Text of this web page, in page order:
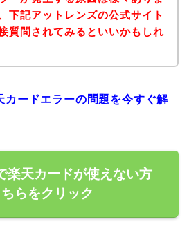
下記アットレンズの公式サイト
質問されてみるといいかもしれ
カードエラーの問題を今すぐ解
楽天カードが使えない方
らをクリック